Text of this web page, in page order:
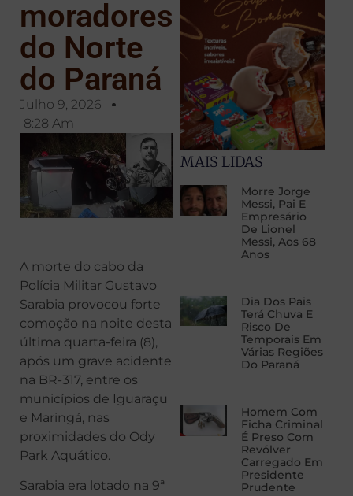
moradores
do Norte
do Paraná
Julho 9, 2026
8:28 Am
A morte do cabo da
Polícia Militar Gustavo
Sarabia provocou forte
comoção na noite desta
última quarta-feira (8),
após um grave acidente
na BR-317, entre os
municípios de Iguaraçu
e Maringá, nas
proximidades do Ody
Park Aquático.
Sarabia era lotado na 9ª
MAIS LIDAS
Morre Jorge
Messi, Pai E
Empresário
De Lionel
Messi, Aos 68
Anos
Dia Dos Pais
Terá Chuva E
Risco De
Temporais Em
Várias Regiões
Do Paraná
Homem Com
Ficha Criminal
É Preso Com
Revólver
Carregado Em
Presidente
Prudente